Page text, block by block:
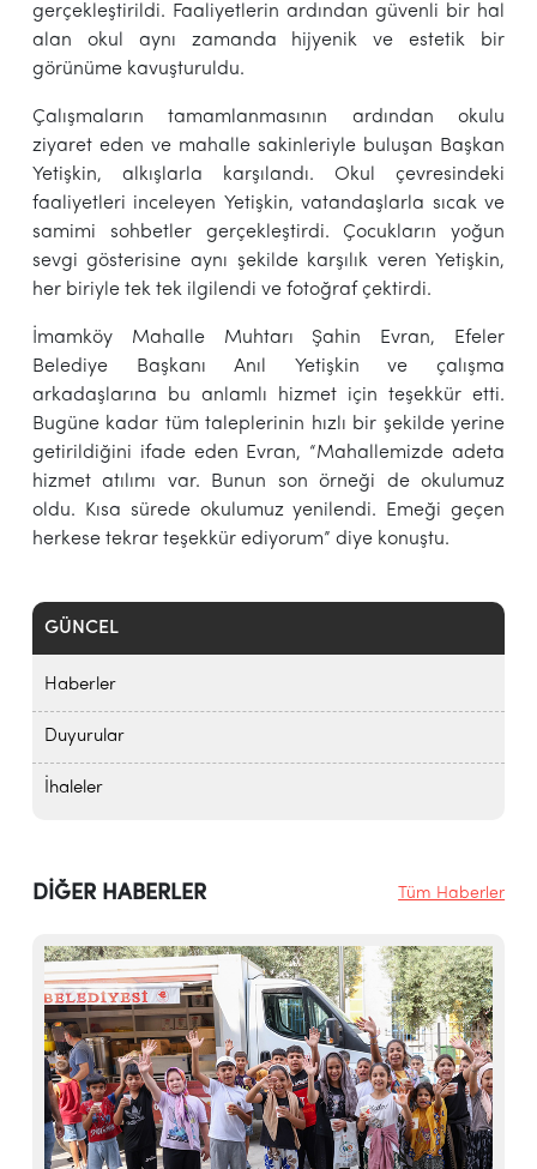
GÜNCEL
Haberler
Duyurular
İhaleler
gerçekleştirildi. Faaliyetlerin ardından güvenli bir hal
alan okul aynı zamanda hijyenik ve estetik bir
görünüme kavuşturuldu.
Çalışmaların tamamlanmasının ardından okulu
ziyaret eden ve mahalle sakinleriyle buluşan Başkan
Yetişkin, alkışlarla karşılandı. Okul çevresindeki
faaliyetleri inceleyen Yetişkin, vatandaşlarla sıcak ve
samimi sohbetler gerçekleştirdi. Çocukların yoğun
sevgi gösterisine aynı şekilde karşılık veren Yetişkin,
her biriyle tek tek ilgilendi ve fotoğraf çektirdi.
İmamköy Mahalle Muhtarı Şahin Evran, Efeler
Belediye Başkanı Anıl Yetişkin ve çalışma
arkadaşlarına bu anlamlı hizmet için teşekkür etti.
Bugüne kadar tüm taleplerinin hızlı bir şekilde yerine
getirildiğini ifade eden Evran, “Mahallemizde adeta
hizmet atılımı var. Bunun son örneği de okulumuz
oldu. Kısa sürede okulumuz yenilendi. Emeği geçen
herkese tekrar teşekkür ediyorum” diye konuştu.
DİĞER HABERLER Tüm Haberler